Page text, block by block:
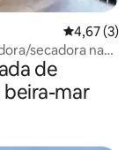
4,67 de
4,67 (3)
secadora na
de
beira-mar